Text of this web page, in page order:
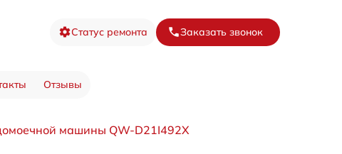
Статус ремонта Заказать звонок
Отзывы
машины QW-D21I492X